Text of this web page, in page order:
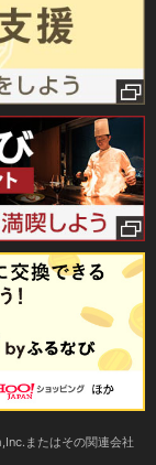
またはその関連会社